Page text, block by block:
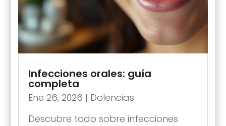
Infecciones orales: guía
completa
Ene 26, 2026 | Dolencias
Descubre todo sobre infecciones